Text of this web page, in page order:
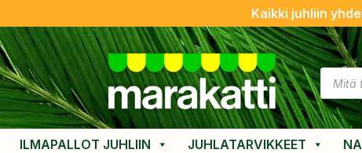
Kaikki juhliin
ILMAPALLOT JUHLIIN JUHLATARVIKKEET